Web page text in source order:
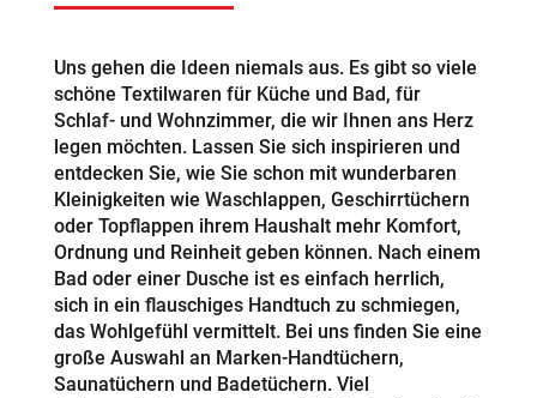
Uns gehen die Ideen niemals aus. Es gibt so viele
schöne Textilwaren für Küche und Bad, für
Schlaf- und Wohnzimmer, die wir Ihnen ans Herz
legen möchten. Lassen Sie sich inspirieren und
entdecken Sie, wie Sie schon mit wunderbaren
Kleinigkeiten wie Waschlappen, Geschirrtüchern
oder Topflappen ihrem Haushalt mehr Komfort,
Ordnung und Reinheit geben können. Nach einem
Bad oder einer Dusche ist es einfach herrlich,
sich in ein flauschiges Handtuch zu schmiegen,
das Wohlgefühl vermittelt. Bei uns finden Sie eine
große Auswahl an Marken-Handtüchern,
Saunatüchern und Badetüchern. Viel